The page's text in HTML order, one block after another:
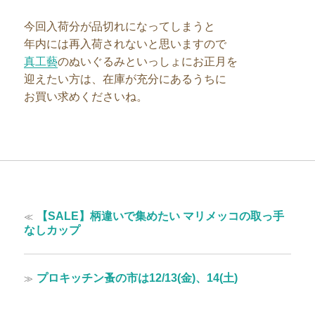
今回入荷分が品切れになってしまうと
年内には再入荷されないと思いますので
真工藝のぬいぐるみといっしょにお正月を
迎えたい方は、在庫が充分にあるうちに
お買い求めくださいね。
稿
≪
過
去
投
稿:
【SALE】柄違いで集めたい マリメッコの取っ手
なしカップ
≫ 次
プロキッチン蚤の市は12/13(金)、14(土)